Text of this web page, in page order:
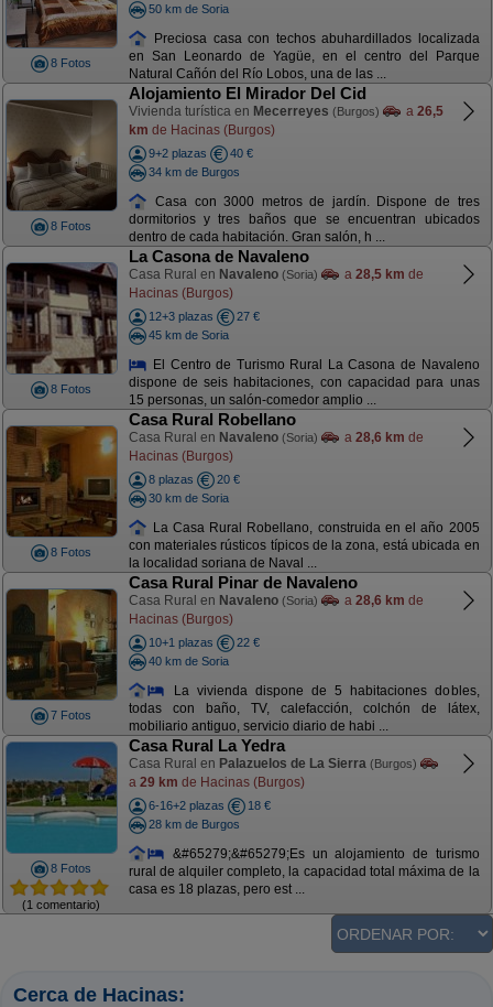
8 Fotos
50 km de Soria
Preciosa casa con techos abuhardillados localizada
en San Leonardo de Yagüe, en el centro del Parque
Natural Cañón del Río Lobos, una de las ...
8 Fotos
Alojamiento El Mirador Del Cid
Vivienda turística en Mecerreyes (Burgos) a 26,5
km de Hacinas (Burgos)
9+2 plazas
40 €
34 km de Burgos
Casa con 3000 metros de jardín. Dispone de tres
dormitorios y tres baños que se encuentran ubicados
dentro de cada habitación. Gran salón, h ...
8 Fotos
La Casona de Navaleno
Casa Rural en Navaleno (Soria) a 28,5 km de
Hacinas (Burgos)
12+3 plazas
27 €
45 km de Soria
El Centro de Turismo Rural La Casona de Navaleno
dispone de seis habitaciones, con capacidad para unas
15 personas, un salón-comedor amplio ...
8 Fotos
Casa Rural Robellano
Casa Rural en Navaleno (Soria) a 28,6 km de
Hacinas (Burgos)
8 plazas
20 €
30 km de Soria
La Casa Rural Robellano, construida en el año 2005
con materiales rústicos típicos de la zona, está ubicada en
la localidad soriana de Naval ...
7 Fotos
Casa Rural Pinar de Navaleno
Casa Rural en Navaleno (Soria) a 28,6 km de
Hacinas (Burgos)
10+1 plazas
22 €
40 km de Soria
La vivienda dispone de 5 habitaciones dobles,
todas con baño, TV, calefacción, colchón de látex,
mobiliario antiguo, servicio diario de habi ...
8 Fotos
(1 comentario)
Casa Rural La Yedra
Casa Rural en Palazuelos de La Sierra (Burgos)
a 29 km de Hacinas (Burgos)
6-16+2 plazas
18 €
28 km de Burgos
&#65279;&#65279;Es un alojamiento de turismo
rural de alquiler completo, la capacidad total máxima de la
casa es 18 plazas, pero est ...
Cerca de Hacinas: